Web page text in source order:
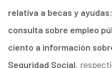
relativa a becas y ayudas
consulta sobre empleo
ciento a información
Seguridad Social,